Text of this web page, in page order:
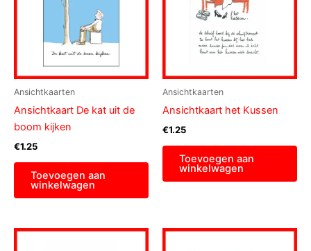
Ansichtkaarten
Ansichtkaart De kat uit de
boom kijken
€1.25
Toevoegen aan
winkelwagen
Ansichtkaarten
Ansichtkaart het Kussen
€1.25
Toevoegen aan
winkelwagen